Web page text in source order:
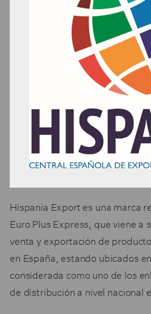
Hispania Export es una marca
Euro Plus Express, que viene a
venta y exportación de
en España, estando ubicados
considerada como uno de los
de distribución a nivel nacional